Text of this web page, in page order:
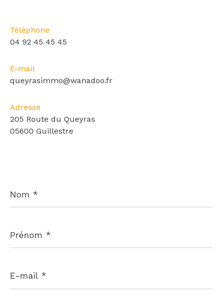
Téléphone
04 92 45 45 45
E-mail
queyrasimmo@wanadoo.fr
Adresse
205 Route du Queyras
05600 Guillestre
*
*
mail
*